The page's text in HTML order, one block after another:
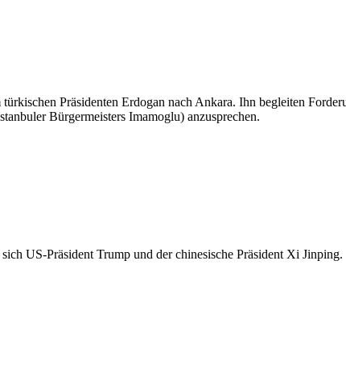
Präsidenten Erdogan nach Ankara. Ihn begleiten
Bürgermeisters Imamoglu) anzusprechen.
US-Präsident Trump und der chinesische Präsident Xi Jinping.